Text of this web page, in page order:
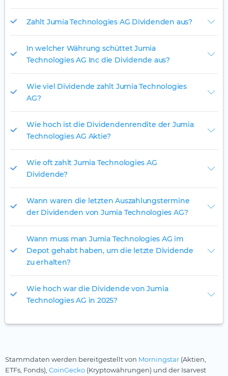
Zahlt Jumia Technologies AG Dividenden aus?
In welcher Währung schüttet Jumia
Technologies AG Inc die Dividende aus?
Wie viel Dividende zahlt Jumia Technologies
AG?
Wie hoch ist die Dividendenrendite der Jumia
Technologies AG Aktie?
Wie oft zahlt Jumia Technologies AG
Dividende?
Wann waren die letzten Auszahlungstermine
der Dividenden von Jumia Technologies AG?
Wann muss man Jumia Technologies AG im
Depot gehabt haben, um die letzte Dividende
zu erhalten?
Wie hoch war die Dividende von Jumia
Technologies AG in 2025?
Stammdaten werden bereitgestellt von Morningstar (Aktien,
ETFs, Fonds), CoinGecko (Kryptowährungen) und der Isarvest